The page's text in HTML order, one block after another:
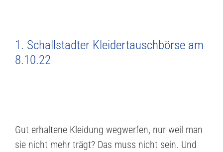
1. Schallstadter Kleidertauschbörse am
8.10.22
Gut erhaltene Kleidung wegwerfen, nur weil man
sie nicht mehr trägt? Das muss nicht sein. Und